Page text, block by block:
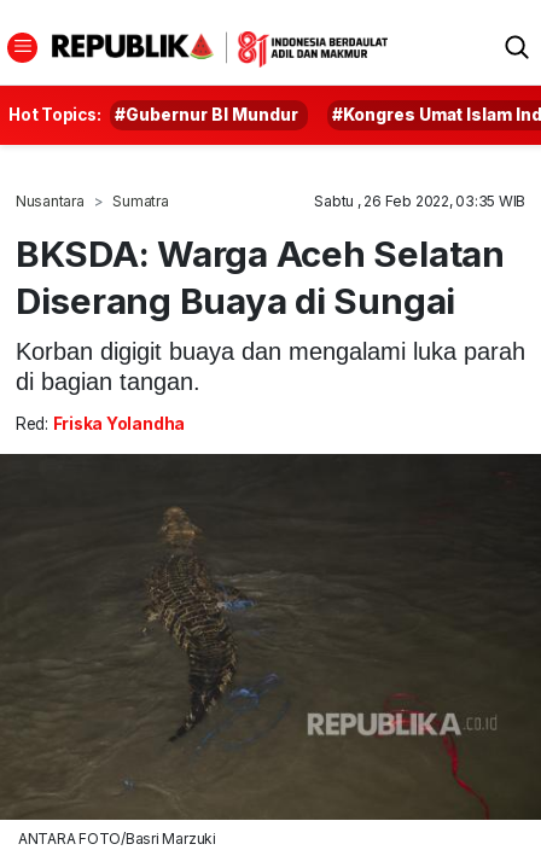
Hot Topics: #Gubernur BI Mundur #Kongres Umat Islam
Nusantara Sumatra Sabtu , 26 Feb 2022, 03:35 WIB
BKSDA: Warga Aceh Selatan
Diserang Buaya di Sungai
Korban digigit buaya dan mengalami luka parah
di bagian tangan.
Red: Friska Yolandha
ANTARA FOTO/Basri Marzuki